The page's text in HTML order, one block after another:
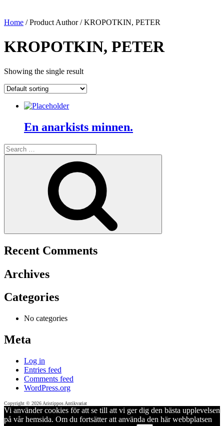
Home / Product Author / KROPOTKIN, PETER
KROPOTKIN, PETER
Showing the single result
En anarkists minnen.
Search
for:
Recent Comments
Archives
Categories
No categories
Meta
Log in
Entries feed
Comments feed
WordPress.org
Copyright © 2026 Aristippos Antikvariat
Vi använder cookies för att se till att vi ger dig den bästa upplevelsen
på vår hemsida. Om du fortsätter att använda den här webbplatsen